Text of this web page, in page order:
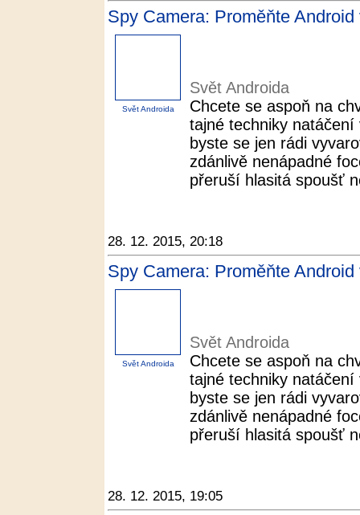
Spy Camera: Proměňte
Svět Androida
Svět Androida
Chcete se aspoň na
tajné techniky
byste se jen rádi
zdánlivě nenápadné
přeruší hlasitá spoušť
28. 12. 2015, 20:18
Spy Camera: Proměňte
Svět Androida
Svět Androida
Chcete se aspoň na
tajné techniky
byste se jen rádi
zdánlivě nenápadné
přeruší hlasitá spoušť
28. 12. 2015, 19:05